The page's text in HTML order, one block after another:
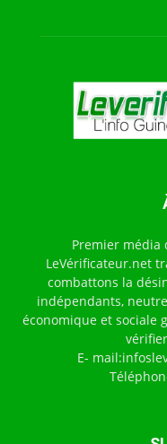
Premier média
LeVérificateur.net
combattons la
indépendants,
économique et sociale
E-